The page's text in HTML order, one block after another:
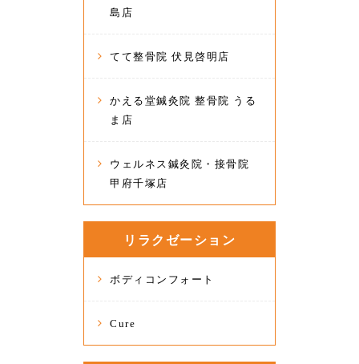
島店
てて整骨院 伏見啓明店
かえる堂鍼灸院 整骨院 うる
ま店
ウェルネス鍼灸院・接骨院
甲府千塚店
リラクゼーション
ボディコンフォート
Cure